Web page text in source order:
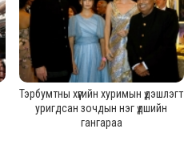
Тэрбумтны хүүгийн хуримын үдэшлэгт
уригдсан зочдын нэг үдшийн
гангараа